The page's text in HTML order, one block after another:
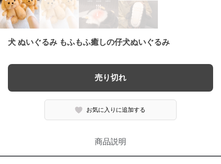
犬 ぬいぐるみ もふもふ癒しの仔犬ぬいぐるみ
売り切れ
お気に入りに追加する
商品説明